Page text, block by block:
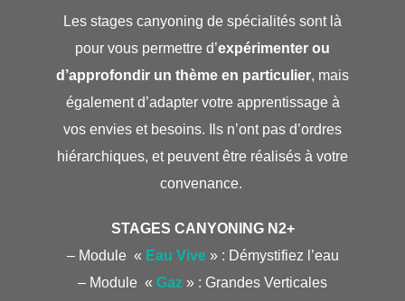
Les stages canyoning de spécialités sont là
pour vous permettre d’expérimenter ou
d’approfondir un thème en particulier, mais
également d’adapter votre apprentissage à
vos envies et besoins. Ils n’ont pas d’ordres
hiérarchiques, et peuvent être réalisés à votre
convenance.
STAGES CANYONING N2+
– Module « Eau Vive» : Démystifiez l’eau
– Module « Gaz » : Grandes Verticales